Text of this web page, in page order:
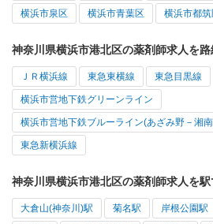
横浜市泉区 横浜市青葉区 横浜市都
神奈川県横浜市港北区の薬剤師求人を
ＪＲ横浜線 東急東横線 東急目黒線
横浜市営地下鉄グリーンライン
横浜市営地下鉄ブルーライン(あざみ野－湘
東急新横浜線
神奈川県横浜市港北区の薬剤師求人を
大倉山(神奈川)駅 菊名駅 岸根公園駅